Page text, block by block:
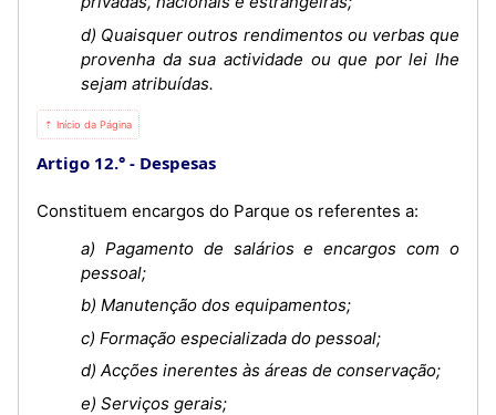
d) Quaisquer outros rendimentos ou verbas que
provenha da sua actividade ou que por lei lhe
sejam atribuídas.
⇡ Início da Página
Artigo 12.° Despesas
Constituem encargos do Parque os referentes a:
a) Pagamento de salários e encargos com o
pessoal;
b) Manutenção dos equipamentos;
c) Formação especializada do pessoal;
d) Acções inerentes às áreas de conservação;
e) Serviços gerais;